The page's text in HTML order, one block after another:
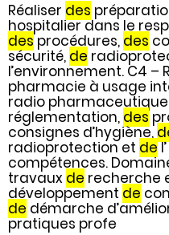
Réaliser des
hospitalier dans le
desprocédures, des
sécurité, de
l’environnement. C4 –
pharmacie à usage
radio
réglementation, des
consignes d’hygiène,
radioprotection et de
compétences.
travaux de recherche
développement de
de démarche
pratiques profe